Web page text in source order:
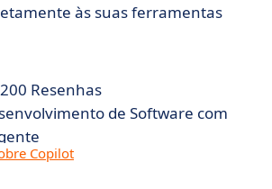
às suas ferramentas
Resenhas
de Software com
Copilot